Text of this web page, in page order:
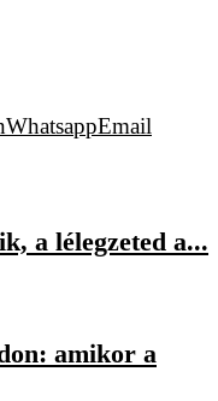
WhatsappEmail
a lélegzeted a...
amikor a